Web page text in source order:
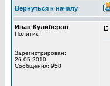
Вернуться к началу
Иван Кулиберов
Политик
Зарегистрирован:
26.05.2010
Сообщения: 958